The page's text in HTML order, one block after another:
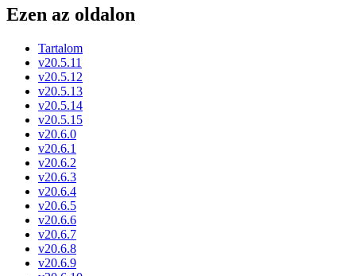
Ezen az oldalon
Tartalom
v20.5.11
v20.5.12
v20.5.13
v20.5.14
v20.5.15
v20.6.0
v20.6.1
v20.6.2
v20.6.3
v20.6.4
v20.6.5
v20.6.6
v20.6.7
v20.6.8
v20.6.9